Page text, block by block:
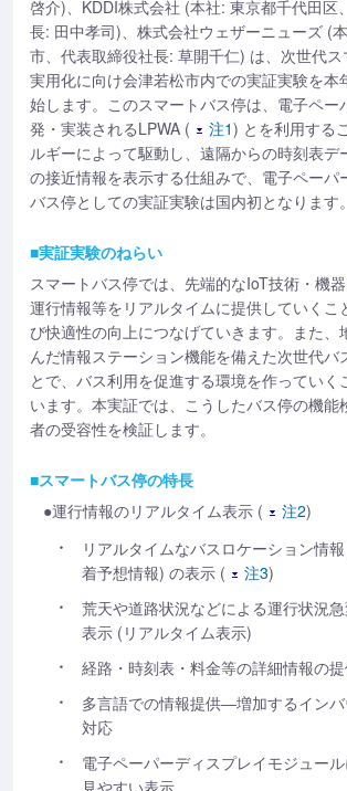
啓介)、KDDI株式会社 (本社: 東京都千代田区
長: 田中孝司)、株式会社ウェザーニューズ (
市、代表取締役社長: 草開千仁) は、次世代
実用化に向け会津若松市内での実証実験を本
始します。このスマートバス停は、電子ペー
発・実装されるLPWA (
注1) とを利用する
ルギーによって駆動し、遠隔からの時刻表デ
の接近情報を表示する仕組みで、電子ペーパ
バス停としての実証実験は国内初となります。
■実証実験のねらい
スマートバス停では、先端的なIoT技術・機
運行情報等をリアルタイムに提供していくこ
び快適性の向上につなげていきます。また、
んだ情報ステーション機能を備えた次世代バ
とで、バス利用を促進する環境を作っていく
います。本実証では、こうしたバス停の機能
者の受容性を検証します。
■スマートバス停の特長
●運行情報のリアルタイム表示 (
注2)
リアルタイムなバスロケーション情
着予想情報) の表示 (
注3)
荒天や道路状況などによる運行状況
表示 (リアルタイム表示)
経路・時刻表・料金等の詳細情報の
多言語での情報提供―増加するイン
対応
電子ペーパーディスプレイモジュー
見やすい表示